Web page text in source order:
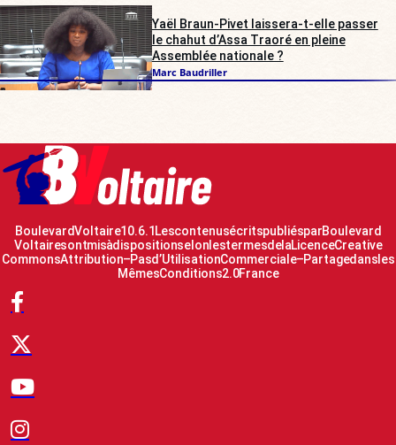
Yaël Braun-Pivet laissera-t-elle passer
le chahut d’Assa Traoré en pleine
Assemblée nationale ?
Marc Baudriller
Boulevard Voltaire 10.6.1 Les contenus écrits publiés par Boulevard
Voltaire sont mis à disposition selon les termes de la Licence Creative
Commons Attribution – Pas d’Utilisation Commerciale – Partage dans les
Mêmes Conditions 2.0 France